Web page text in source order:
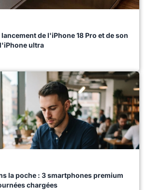
de l'iPhone 18 Pro et de son
ultra
la poche : 3 smartphones premium
chargées